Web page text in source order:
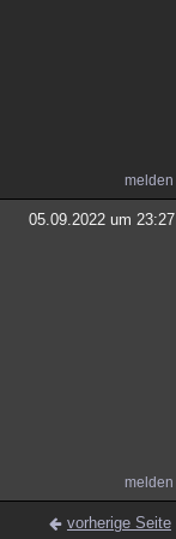
melden
05.09.2022 um 23:27
melden
vorherige Seite